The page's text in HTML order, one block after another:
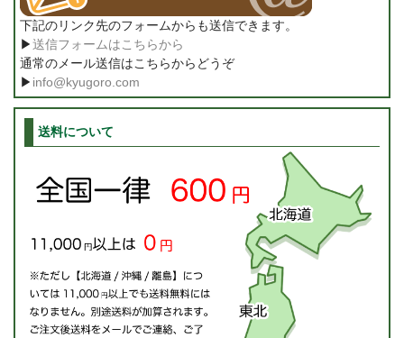
下記のリンク先のフォームからも送信できます。
▶送信フォームはこちらから
通常のメール送信はこちらからどうぞ
▶ info@kyugoro.com
送料について